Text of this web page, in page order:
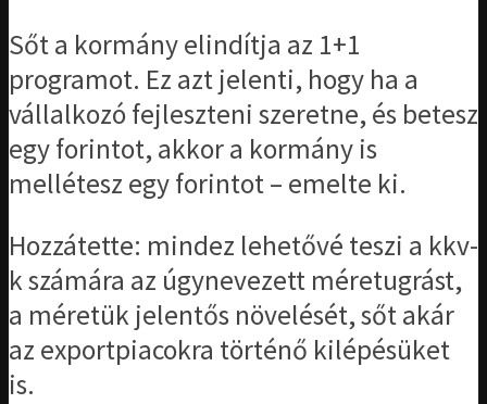
Sőt a kormány elindítja az 1+1
programot. Ez azt jelenti, hogy ha a
vállalkozó fejleszteni szeretne, és betesz
egy forintot, akkor a kormány is
mellétesz egy forintot – emelte ki.
Hozzátette: mindez lehetővé teszi a kkv-
k számára az úgynevezett méretugrást,
a méretük jelentős növelését, sőt akár
az exportpiacokra történő kilépésüket
is.